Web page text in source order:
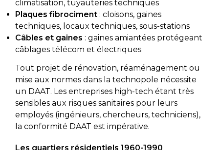
climatisation, tuyauteries techniques
Plaques fibrociment: cloisons, gaines
techniques, locaux techniques, sous-stations
Câbles et gaines : gaines amiantées protégeant
câblages télécom et électriques
Tout projet de rénovation, réaménagement ou
mise aux normes dans la technopole nécessite
un DAAT. Les entreprises high-tech étant très
sensibles aux risques sanitaires pour leurs
employés (ingénieurs, chercheurs, techniciens),
la conformité DAAT est impérative.
Les quartiers résidentiels 1960-1990